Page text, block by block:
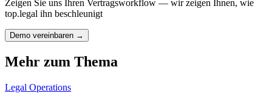
Zeigen Sie uns Ihren Vertragsworkflow — wir zeigen Ihnen, wie
top.legal ihn beschleunigt
Demo vereinbaren →
Mehr zum Thema
Legal Operations